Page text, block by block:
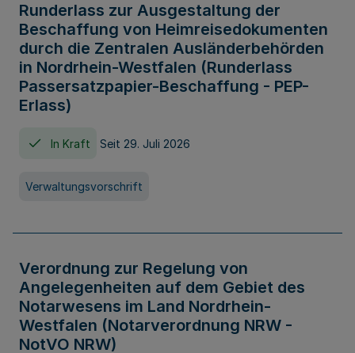
Runderlass zur Ausgestaltung der
Beschaffung von Heimreisedokumenten
durch die Zentralen Ausländerbehörden
in Nordrhein-Westfalen (Runderlass
Passersatzpapier-Beschaffung - PEP-
Erlass)
In Kraft Seit 29. Juli 2026
Verwaltungsvorschrift
Verordnung zur Regelung von
Angelegenheiten auf dem Gebiet des
Notarwesens im Land Nordrhein-
Westfalen (Notarverordnung NRW -
NotVO NRW)